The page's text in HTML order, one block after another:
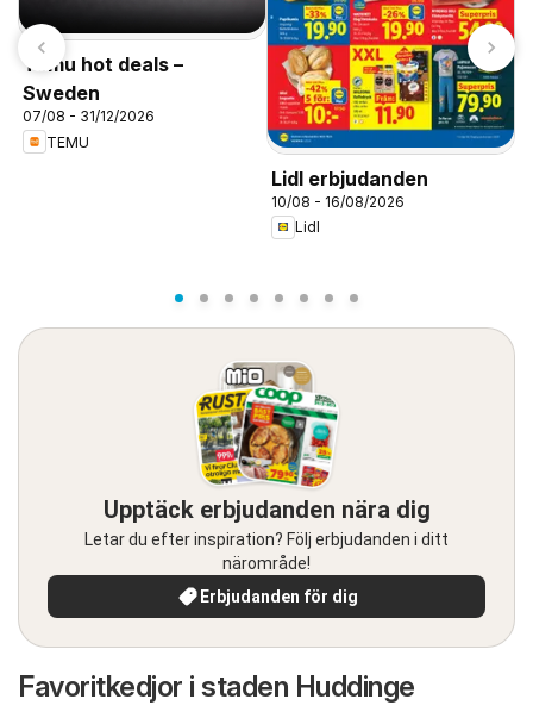
Temu hot deals –
Sweden
07/08 - 31/12/2026
TEMU
Lidl erbjudanden
10/08 - 16/08/2026
Lidl
Upptäck erbjudanden nära dig
Letar du efter inspiration? Följ erbjudanden i ditt
närområde!
Erbjudanden för dig
Favoritkedjor i staden Huddinge